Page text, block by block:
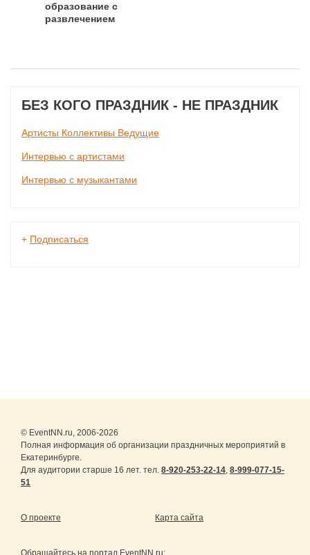
образование с
развлечением
БЕЗ КОГО ПРАЗДНИК - НЕ ПРАЗДНИК
Артисты Коллективы Ведущие
Интервью с артистами
Интервью с музыкантами
+ Подписаться
© EventNN.ru, 2006-2026
Полная информация об организации праздничных мероприятий в
Екатеринбурге.
Для аудитории старше 16 лет. тел. 8-920-253-22-14, 8-999-077-15-
51
О проекте Карта сайта
Обращайтесь на портал EventNN.ru: